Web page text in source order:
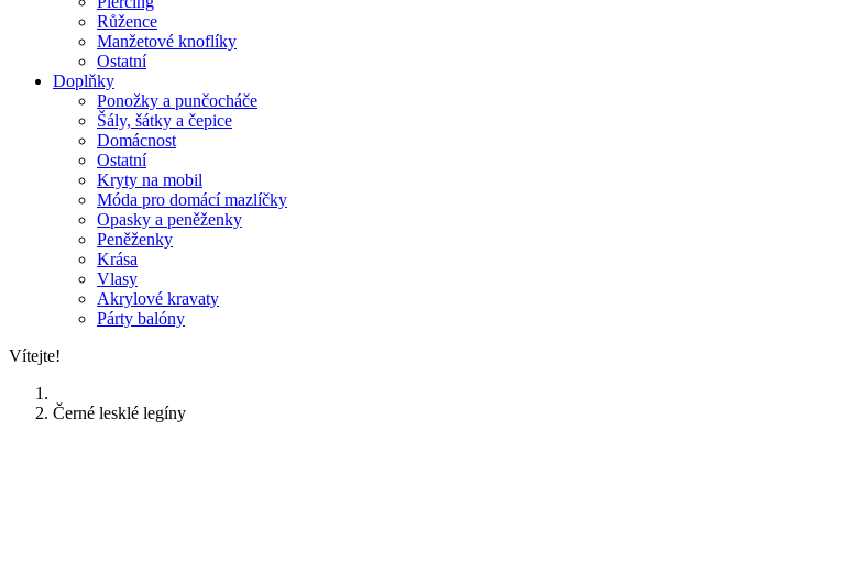
Růžence
Manžetové knoflíky
Ostatní
Doplňky
Ponožky a punčocháče
Šály, šátky a čepice
Domácnost
Ostatní
Kryty na mobil
Móda pro domácí mazlíčky
Opasky a peněženky
Peněženky
Krása
Vlasy
Akrylové kravaty
Párty balóny
Vítejte!
Černé lesklé legíny